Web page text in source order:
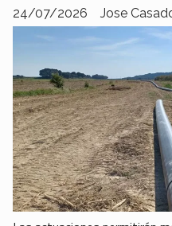
Jose
24/07/2026